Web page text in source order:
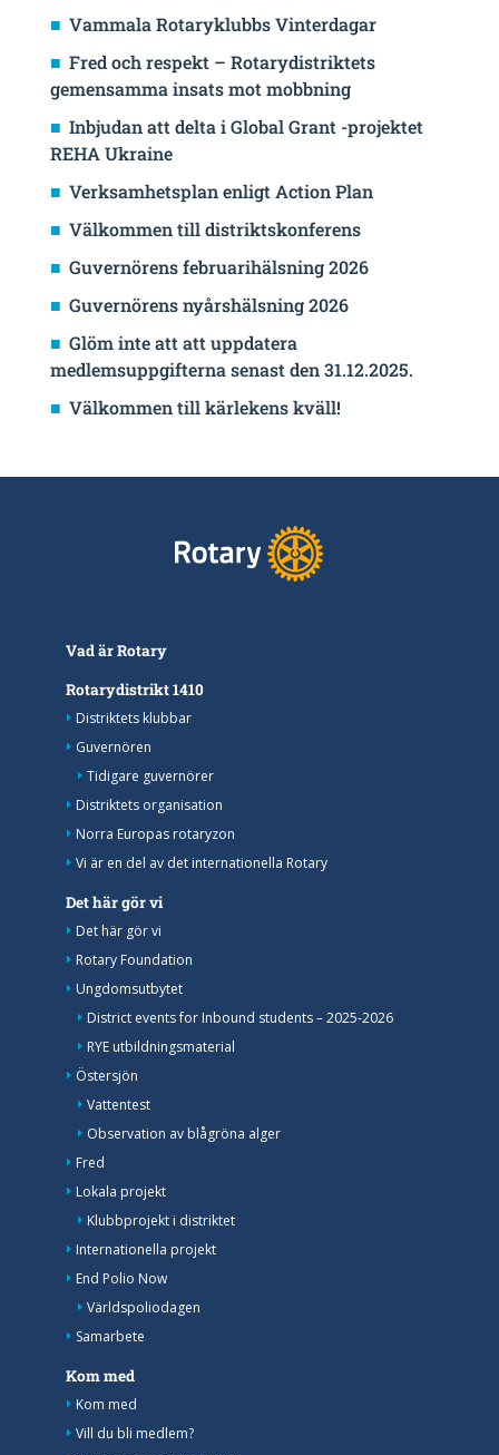
Vammala Rotaryklubbs Vinterdagar
Fred och respekt – Rotarydistriktets
gemensamma insats mot mobbning
Inbjudan att delta i Global Grant -projektet
REHA Ukraine
Verksamhetsplan enligt Action Plan
Välkommen till distriktskonferens
Guvernörens februarihälsning 2026
Guvernörens nyårshälsning 2026
Glöm inte att att uppdatera
medlemsuppgifterna senast den 31.12.2025.
Välkommen till kärlekens kväll!
Vad är Rotary
Rotarydistrikt 1410
Distriktets klubbar
Guvernören
Tidigare guvernörer
Distriktets organisation
Norra Europas rotaryzon
Vi är en del av det internationella Rotary
Det här gör vi
Det här gör vi
Rotary Foundation
Ungdomsutbytet
District events for Inbound students – 2025-2026
RYE utbildningsmaterial
Östersjön
Vattentest
Observation av blågröna alger
Fred
Lokala projekt
Klubbprojekt i distriktet
Internationella projekt
End Polio Now
Världspoliodagen
Samarbete
Kom med
Kom med
Vill du bli medlem?